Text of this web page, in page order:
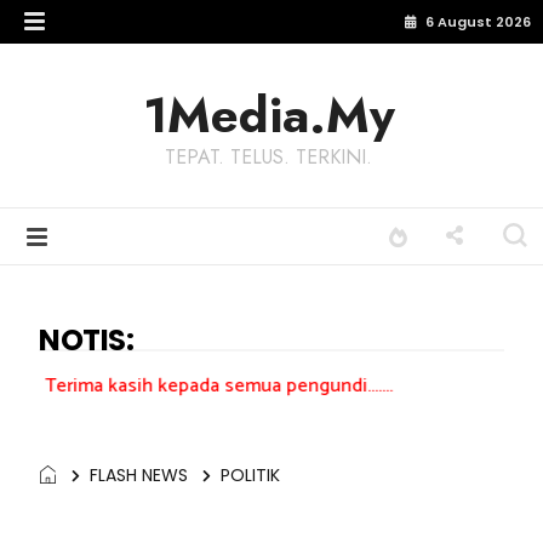
6 August 2026
1Media.My
TEPAT. TELUS. TERKINI.
NOTIS:
kepada semua pengundi.......
FLASH NEWS POLITIK